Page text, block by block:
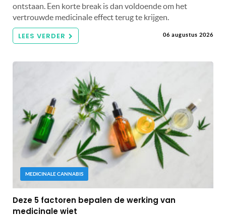
ontstaan. Een korte break is dan voldoende om het
vertrouwde medicinale effect terug te krijgen.
LEES VERDER 06 augustus 2026
MEDICINALE CANNABIS
Deze 5 factoren bepalen de werking van
medicinale wiet